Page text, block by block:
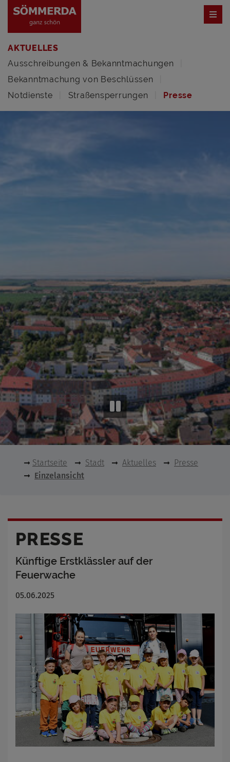
AKTUELLES
Ausschreibungen & Bekanntmachungen
Bekanntmachung von Beschlüssen
Notdienste
Straßensperrungen Presse
Startseite Stadt Aktuelles
Presse
Einzelansicht
PRESSE
Künftige Erstklässler auf der
Feuerwache
05.06.2025